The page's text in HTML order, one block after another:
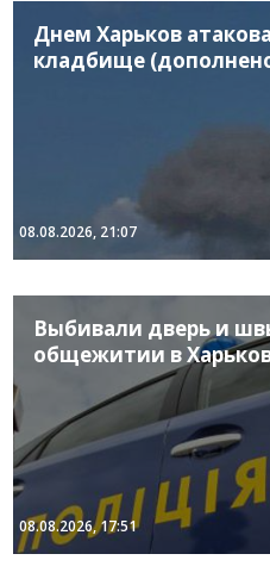
Днем Харьков
кладбище
08.08.2026, 21:07
Выбивали дверь и
общежитии в
08.08.2026, 17:51